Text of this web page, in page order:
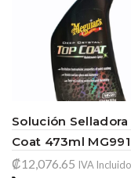
Solución Selladora
Coat 473ml
₡12,076.65 IVA Incluido